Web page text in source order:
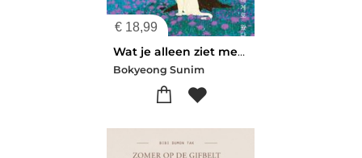
€ 18,99
Wat je alleen ziet met een kat aan je zijde
Bokyeong Sunim